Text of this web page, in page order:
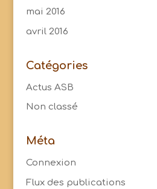
mai 2016
avril 2016
Catégories
Actus ASB
Non classé
Méta
Connexion
Flux des publications